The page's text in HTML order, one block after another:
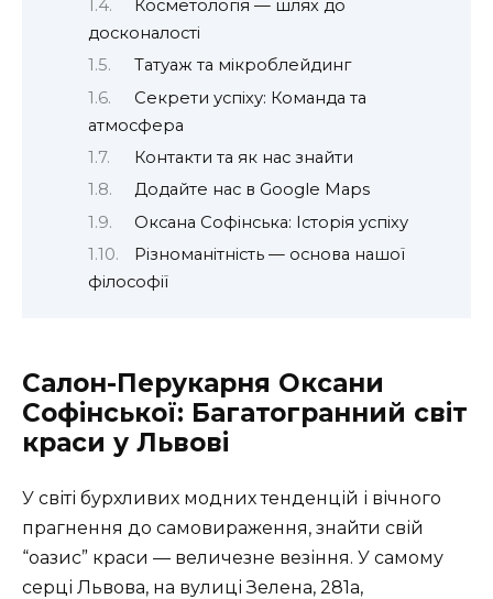
Косметологія — шлях до
досконалості
Татуаж та мікроблейдинг
Секрети успіху: Команда та
атмосфера
Контакти та як нас знайти
Додайте нас в Google Maps
Оксана Софінська: Історія успіху
Різноманітність — основа нашої
філософії
Салон-Перукарня Оксани
Софінської: Багатогранний світ
краси у Львові
У світі бурхливих модних тенденцій і вічного
прагнення до самовираження, знайти свій
“оазис” краси — величезне везіння. У самому
серці Львова, на вулиці Зелена, 281a,